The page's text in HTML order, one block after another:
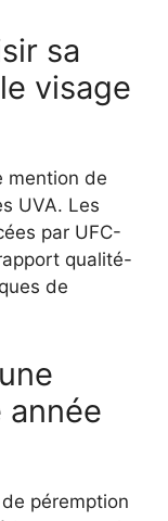
sa
visage
mention de
UVA. Les
par UFC-
qualité-
de
année
péremption